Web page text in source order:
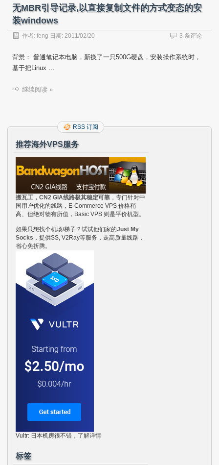
无MBR引导记录,以直接复制文件的方式变态的安
装windows
作者: feng 日期: 2011/02/20 3 条评论
背景： 普通笔记本电脑，新换了一只500G硬盘，安装操作系统时，
基于把Linux …
继续阅读 »
RSS 订阅
推荐海外VPS服务
搬瓦工，CN2 GIA线路极其稳定可靠 ，专门针对中
国用户优化的线路，E-Commerce VPS 价格稍
高、但绝对物有所值，Basic VPS 则是平价机型。
如果只想找个机场/梯子？试试他们家的Just My
Socks ，提供SS, V2Ray等服务，走高质量线路，
省心免折腾。
Vultr: 日本机房很不错， 了解详情
标签